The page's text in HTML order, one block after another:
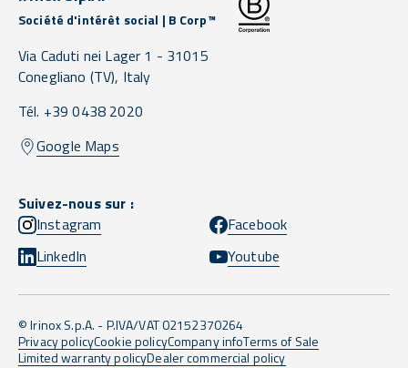
Société d'intérêt social | B Corp™
Via Caduti nei Lager 1 - 31015
Conegliano (TV), Italy
Tél. +39 0438 2020
Google Maps
Suivez-nous sur :
Instagram
Facebook
LinkedIn
Youtube
© Irinox S.p.A. - P.IVA/VAT 02152370264
Privacy policyCookie policyCompany infoTerms of Sale
Limited warranty policyDealer commercial policy